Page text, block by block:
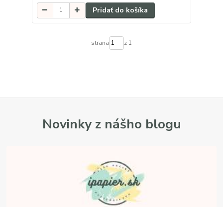
Pridať do košíka
strana z 1
Novinky z nášho blogu